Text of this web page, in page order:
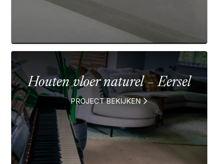
Houten vloer naturel – Eersel
PROJECT BEKIJKEN